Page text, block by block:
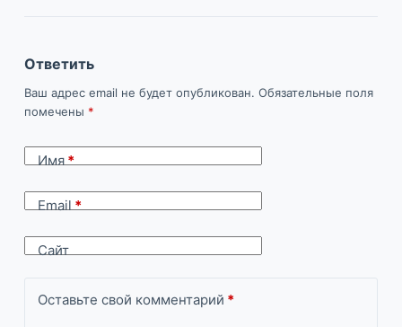
Ответить
Ваш адрес email не будет опубликован. Обязательные поля
помечены *
Имя*
Email*
Сайт
Оставьте свой комментарий *